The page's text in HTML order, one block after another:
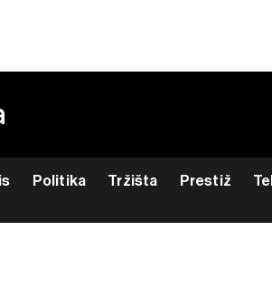
Politika Tržišta Prestiž